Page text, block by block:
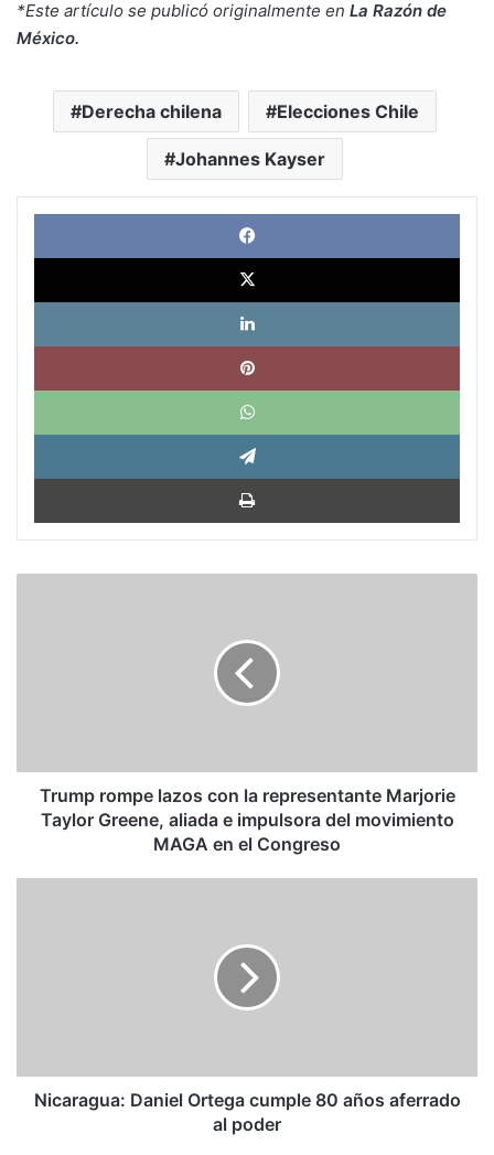
*Este artículo se publicó originalmente en La Razón de
México.
Derecha chilena Elecciones Chile
Johannes Kayser
X
Greene,
aliadaTrump rompe lazos con la representante Marjorie
Taylor Greene, aliada e impulsora del movimiento
MAGA en el Congreso
poder
Nicaragua: Daniel Ortega cumple 80 años aferrado
al poder